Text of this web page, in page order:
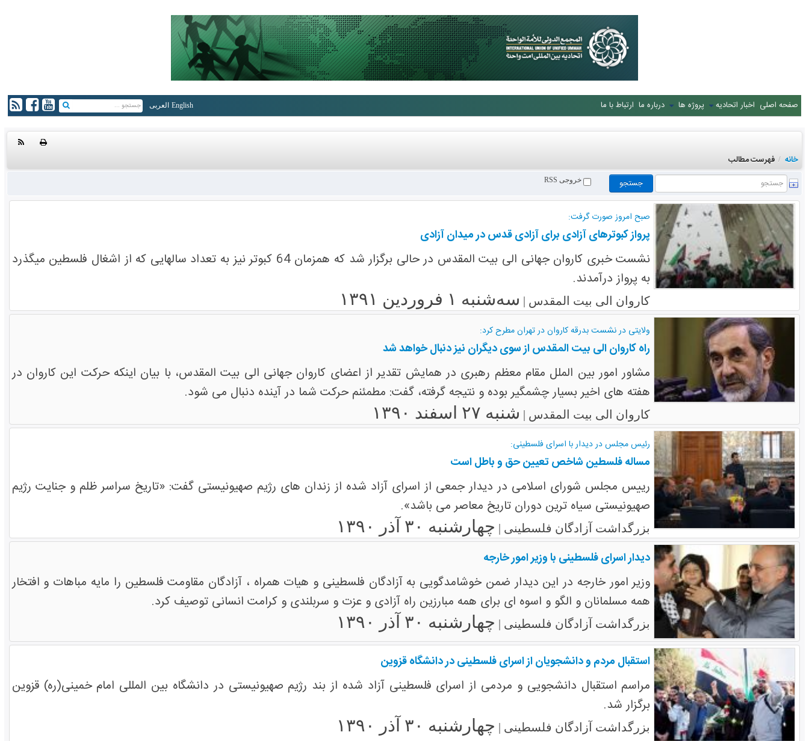
English العربی صفحه اصلی اخبار اتحادیه پروژه ها درباره ما ارتباط با ما
خانه / فهرست مطالب
خروجی RSS
صبح امروز صورت گرفت:
پرواز کبوترهای آزادی برای آزادی قدس در میدان آزادی
نشست خبری کاروان جهانی الی بیت المقدس در حالی برگزار شد که همزمان 64 کبوتر نیز به تعداد سالهایی که از اشغال فلسطین میگذرد
به پرواز درآمدند.
کاروان الی بیت المقدس | سه‌شنبه ۱ فروردین ۱۳۹۱
ولایتی در نشست بدرقه کاروان در تهران مطرح کرد:
راه کاروان الی بیت المقدس از سوی دیگران نیز دنبال خواهد شد
مشاور امور بین الملل مقام معظم رهبری در همایش تقدیر از اعضای کاروان جهانی الی بیت المقدس، با بیان اینکه حرکت این کاروان در
هفته های اخیر بسیار چشمگیر بوده و نتیجه گرفته، گفت: مطمئنم حرکت شما در آینده دنبال می شود.
کاروان الی بیت المقدس | شنبه ۲۷ اسفند ۱۳۹۰
رئیس مجلس در دیدار با اسرای فلسطینی:
مساله فلسطین شاخص تعیین حق و باطل است
رییس مجلس شورای اسلامی در دیدار جمعی از اسرای آزاد شده از زندان های رژیم صهیونیستی گفت: «تاریخ سراسر ظلم و جنایت رژیم
صهیونیستی سیاه ترین دوران تاریخ معاصر می باشد».
بزرگداشت آزادگان فلسطینی | چهارشنبه ۳۰ آذر ۱۳۹۰
دیدار اسرای فلسطینی با وزیر امور خارجه
وزیر امور خارجه در این دیدار ضمن خوشامدگویی به آزادگان فلسطینی و هیات همراه ، آزادگان مقاومت فلسطین را مایه مباهات و افتخار
همه مسلمانان و الگو و اسوه ای برای همه مبارزین راه آزادی و عزت و سربلندی و کرامت انسانی توصیف کرد.
بزرگداشت آزادگان فلسطینی | چهارشنبه ۳۰ آذر ۱۳۹۰
استقبال مردم و دانشجویان از اسرای فلسطینی در دانشگاه قزوین
مراسم استقبال دانشجویی و مردمی از اسرای فلسطینی آزاد شده از بند رژیم صهیونیستی در دانشگاه بین المللی امام خمینی(ره) قزوین
برگزار شد.
بزرگداشت آزادگان فلسطینی | چهارشنبه ۳۰ آذر ۱۳۹۰